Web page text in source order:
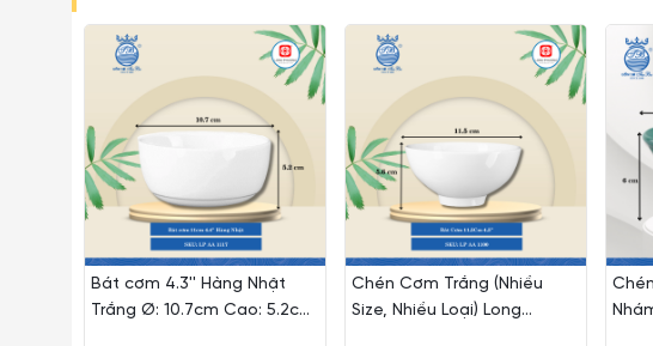
Bát cơm 4.3'' Hàng Nhật
Trắng Ø: 10.7cm Cao: 5.2cm
Chén Cơm Trắng (Nhiều
Size, Nhiều Loại) Long